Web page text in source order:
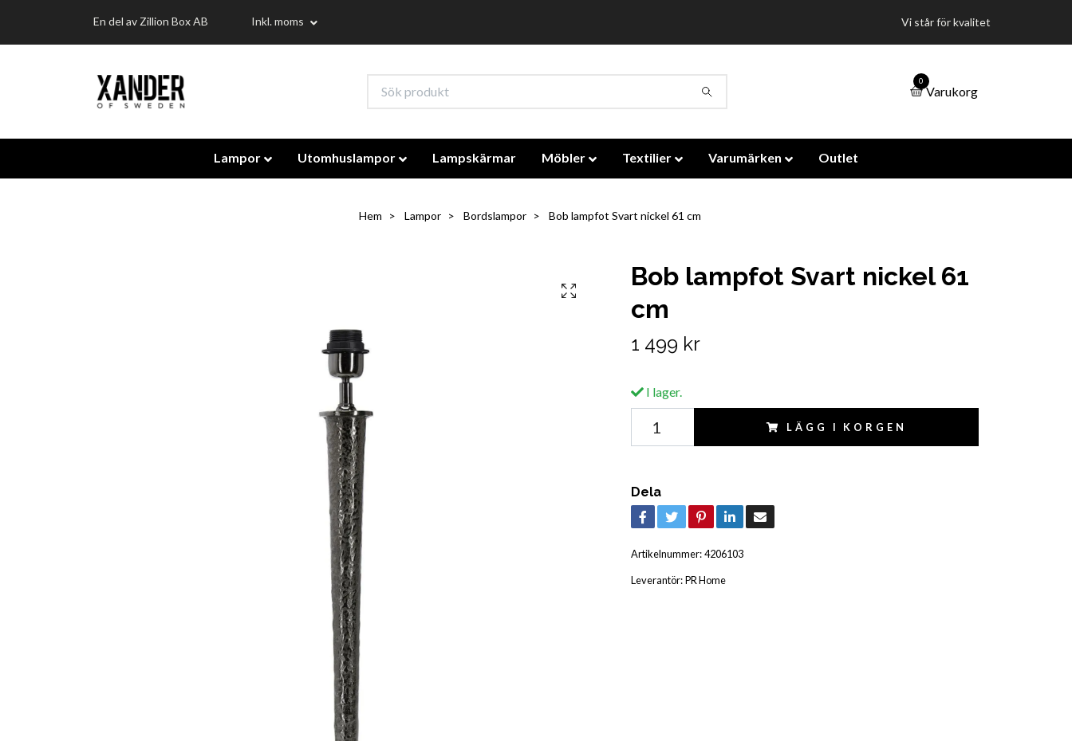
En del av Zillion Box AB Inkl. moms Vi står för kvalitet
0
Varukorg
Lampor Utomhuslampor Lampskärmar Möbler Textilier Varumärken Outlet
Hem Lampor Bordslampor Bob lampfot Svart nickel 61 cm
Bob lampfot Svart nickel 61
cm
1 499 kr
I lager.
LÄGG I KORGEN
Dela
Artikelnummer:4206103
Leverantör:PR Home